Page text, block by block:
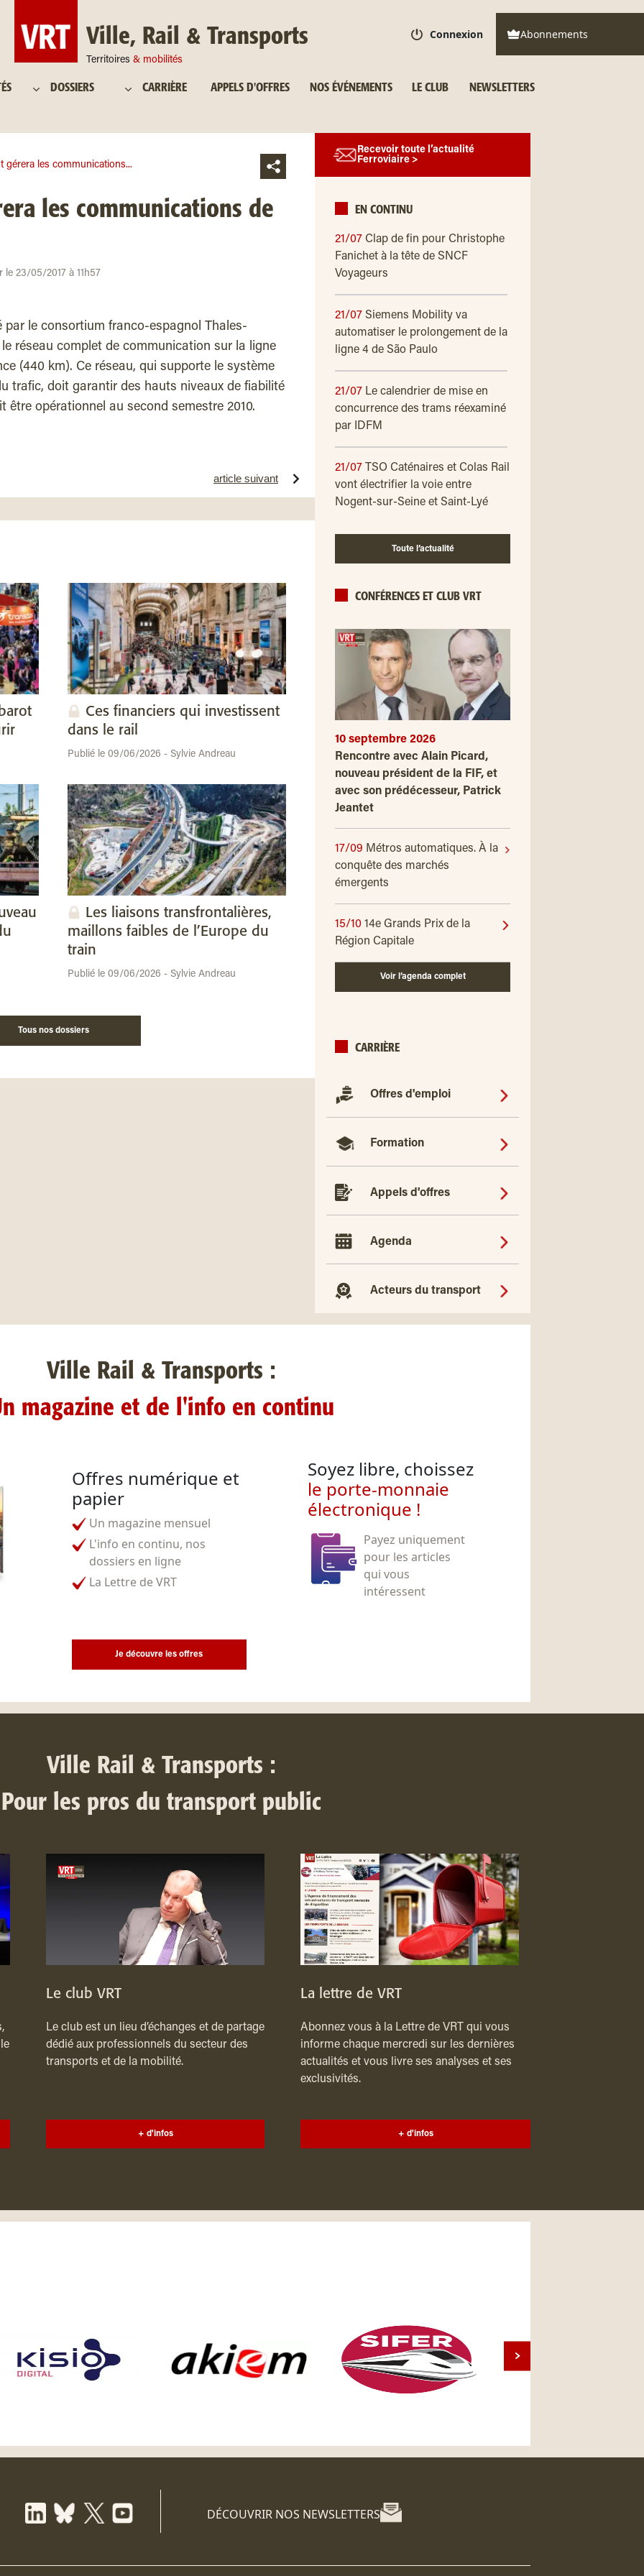
Ville, Rail & Transports
Territoires & mobilités
Connexion Abonnements
DOSSIERS CARRIÈRE APPELS D'OFFRES NOS ÉVÉNEMENTS LE CLUB NEWSLETTERS
gérera les communications...
les communications de
le 23/05/2017 à 11h57
le consortium franco-espagnol Thales-
réseau complet de communication sur la ligne
(440 km). Ce réseau, qui supporte le système
trafic, doit garantir des hauts niveaux de fiabilité
être opérationnel au second semestre 2010.
article suivant
Ces financiers qui investissent
dans le rail
Publié le 09/06/2026 - Sylvie Andreau
Les liaisons transfrontalières,
maillons faibles de l’Europe du
train
Publié le 09/06/2026 - Sylvie Andreau
Tous nos dossiers
Recevoir toute l’actualité
Ferroviaire >
EN CONTINU
21/07 Clap de fin pour Christophe
Fanichet à la tête de SNCF
Voyageurs
21/07 Siemens Mobility va
automatiser le prolongement de la
ligne 4 de São Paulo
21/07 Le calendrier de mise en
concurrence des trams réexaminé
par IDFM
21/07
TSO Caténaires et Colas Rail
vont électrifier la voie entre
Nogent-sur-Seine et Saint-Lyé
Toute l’actualité
CONFÉRENCES ET CLUB VRT
10 septembre 2026
Rencontre avec Alain Picard,
nouveau président de la FIF, et
avec son prédécesseur, Patrick
Jeantet
17/09 Métros automatiques. À la
conquête des marchés
émergents
15/10 14e Grands Prix de la
Région Capitale
Voir l’agenda complet
CARRIÈRE
Offres d'emploi
Formation
Appels d'offres
Agenda
Acteurs du transport
Ville Rail & Transports :
magazine et de l'info en continu
Offres numérique et
papier
Un magazine mensuel
L'info en continu, nos
dossiers en ligne
La Lettre de VRT
Soyez libre, choissez
le porte-monnaie
électronique !
Payez uniquement
pour les articles
qui vous
intéressent
Je découvre les offres
Ville Rail & Transports :
Pour les pros du transport public
Le club VRT
Le club est un lieu d’échanges et de partage
dédié aux professionnels du secteur des
transports et de la mobilité.
+ d'infos
La lettre de VRT
Abonnez vous à la Lettre de VRT qui vous
informe chaque mercredi sur les dernières
actualités et vous livre ses analyses et ses
exclusivités.
+ d'infos
DÉCOUVRIR NOS NEWSLETTERS